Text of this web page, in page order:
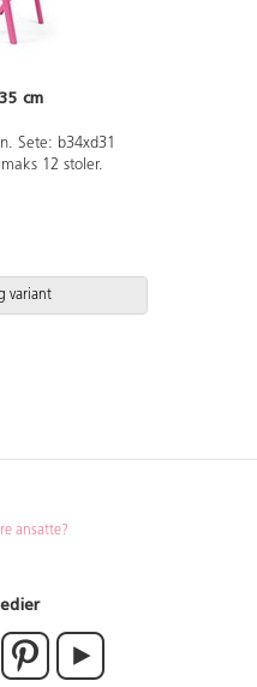
cm
Sete: b34xd31
12 stoler.
variant
ansatte?